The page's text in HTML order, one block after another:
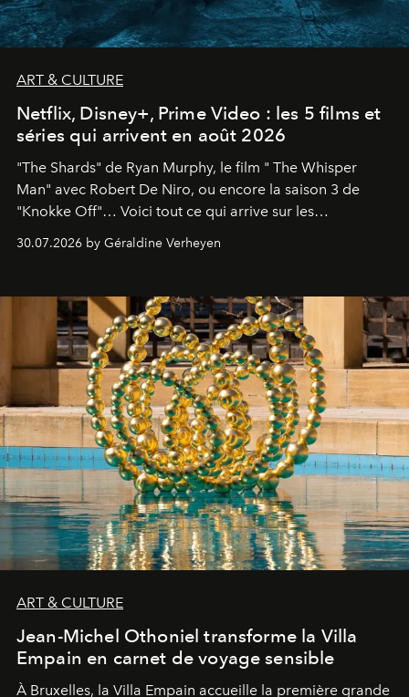
ART & CULTURE
Netflix, Disney+, Prime Video : les 5 films et
séries qui arrivent en août 2026
"The Shards" de Ryan Murphy, le film " The Whisper
Man" avec Robert De Niro, ou encore la saison 3 de
"Knokke Off"… Voici tout ce qui arrive sur les
plateformes de streaming en août 2026.
30.07.2026 by Géraldine Verheyen
ART & CULTURE
Jean-Michel Othoniel transforme la Villa
Empain en carnet de voyage sensible
À Bruxelles, la Villa Empain accueille la première grande